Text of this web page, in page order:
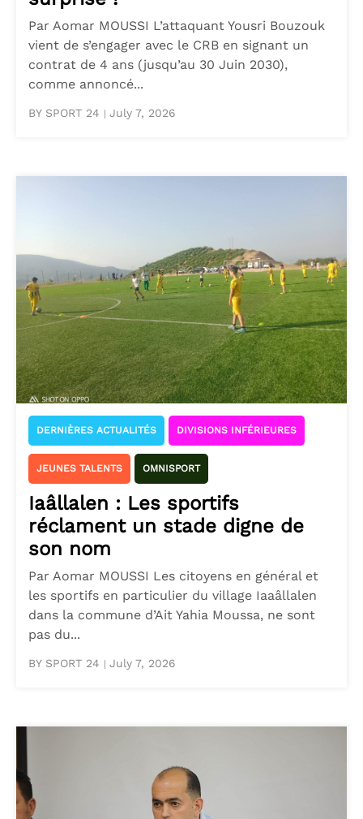
Par Aomar MOUSSI L’attaquant Yousri Bouzouk
vient de s’engager avec le CRB en signant un
contrat de 4 ans (jusqu’au 30 Juin 2030),
comme annoncé...
BY SPORT 24 | July 7, 2026
DERNIÈRES ACTUALITÉS DIVISIONS INFÉRIEURES
JEUNES TALENTS OMNISPORT
Iaâllalen : Les sportifs
réclament un stade digne de
son nom
Par Aomar MOUSSI Les citoyens en général et
les sportifs en particulier du village Iaaâllalen
dans la commune d’Ait Yahia Moussa, ne sont
pas du...
BY SPORT 24 | July 7, 2026